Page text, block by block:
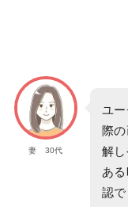
妻 30代
ユ
際
解
あ
認